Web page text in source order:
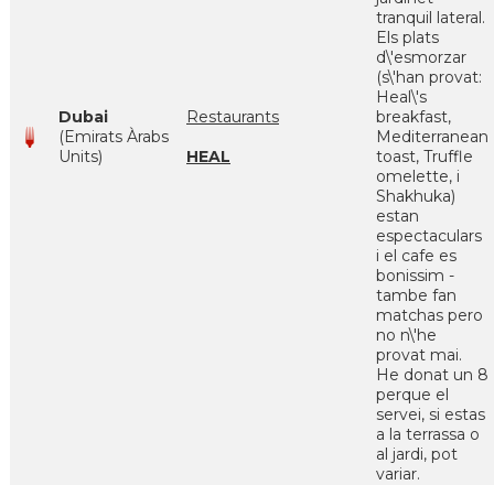
Dubai
(Emirats Àrabs
Units)
Restaurants
HEAL
tranquil lateral.
Els plats
d\'esmorzar
(s\'han provat:
Heal\'s
breakfast,
Mediterranean
toast, Truffle
omelette, i
Shakhuka)
estan
espectaculars
i el cafe es
bonissim -
tambe fan
matchas pero
no n\'he
provat mai.
He donat un 8
perque el
servei, si estas
a la terrassa o
al jardi, pot
variar.